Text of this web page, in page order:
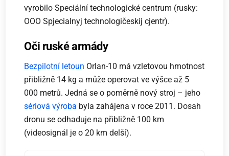
vyrobilo Speciální technologické centrum (rusky:
OOO Spjecialnyj technologičeskij cjentr).
Oči ruské armády
Bezpilotní letoun Orlan-10 má vzletovou hmotnost
přibližně 14 kg a může operovat ve výšce až 5
000 metrů. Jedná se o poměrně nový stroj – jeho
sériová výroba byla zahájena v roce 2011. Dosah
dronu se odhaduje na přibližně 100 km
(videosignál je o 20 km delší).